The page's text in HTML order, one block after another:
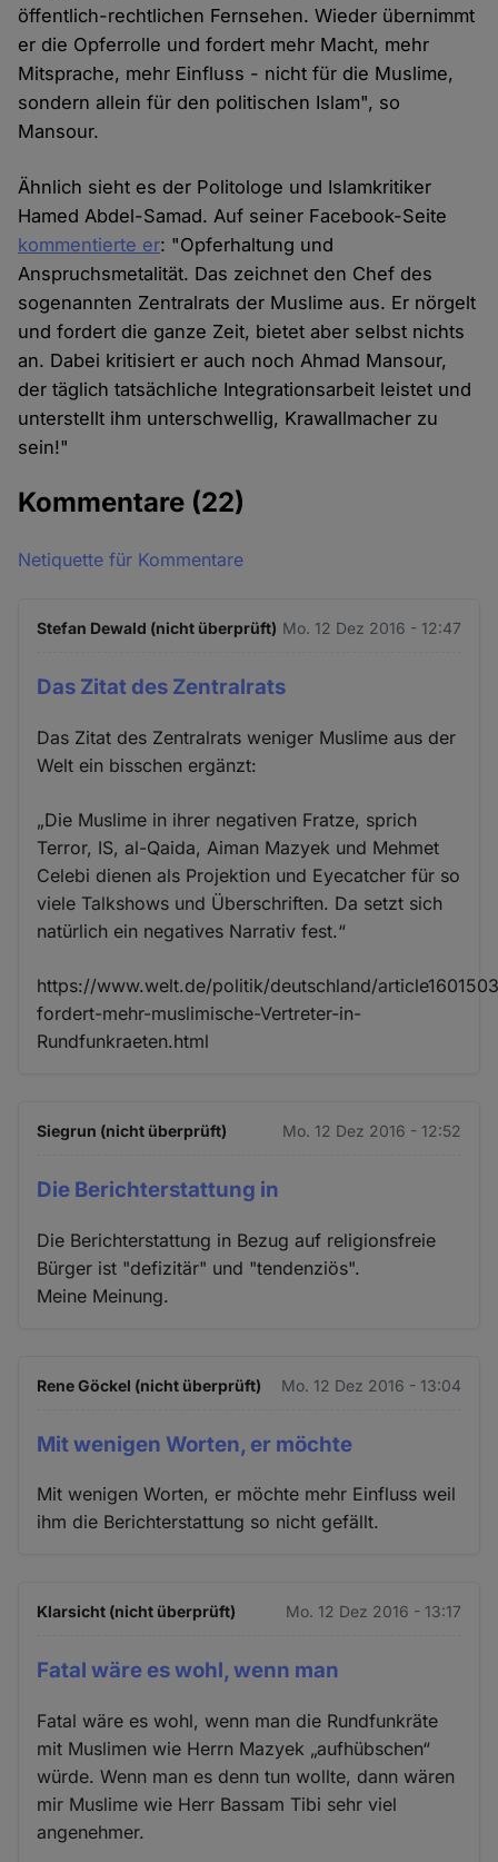
öffentlich-rechtlichen Fernsehen. Wieder übernimmt
er die Opferrolle und fordert mehr Macht, mehr
Mitsprache, mehr Einfluss - nicht für die Muslime,
sondern allein für den politischen Islam", so
Mansour.
Ähnlich sieht es der Politologe und Islamkritiker
Hamed Abdel-Samad. Auf seiner Facebook-Seite
kommentierte er: "Opferhaltung und
Anspruchsmetalität. Das zeichnet den Chef des
sogenannten Zentralrats der Muslime aus. Er nörgelt
und fordert die ganze Zeit, bietet aber selbst nichts
an. Dabei kritisiert er auch noch Ahmad Mansour,
der täglich tatsächliche Integrationsarbeit leistet und
unterstellt ihm unterschwellig, Krawallmacher zu
sein!"
Kommentare (22)
Netiquette für Kommentare
Stefan Dewald (nicht überprüft) Mo. 12 Dez 2016 - 12:47
Das Zitat des Zentralrats
Das Zitat des Zentralrats weniger Muslime aus der
Welt ein bisschen ergänzt:
„Die Muslime in ihrer negativen Fratze, sprich
Terror, IS, al-Qaida, Aiman Mazyek und Mehmet
Celebi dienen als Projektion und Eyecatcher für so
viele Talkshows und Überschriften. Da setzt sich
natürlich ein negatives Narrativ fest.“
https://www.welt.de/politik/deutschland/
fordert-mehr-muslimische-Vertreter-in-
Rundfunkraeten.html
Siegrun (nicht überprüft) Mo. 12 Dez 2016 - 12:52
Die Berichterstattung in
Die Berichterstattung in Bezug auf religionsfreie
Bürger ist "defizitär" und "tendenziös".
Meine Meinung.
Rene Göckel (nicht überprüft) Mo. 12 Dez 2016 - 13:04
Mit wenigen Worten, er möchte
Mit wenigen Worten, er möchte mehr Einfluss weil
ihm die Berichterstattung so nicht gefällt.
Klarsicht (nicht überprüft) Mo. 12 Dez 2016 - 13:17
Fatal wäre es wohl, wenn man
Fatal wäre es wohl, wenn man die Rundfunkräte
mit Muslimen wie Herrn Mazyek „aufhübschen“
würde. Wenn man es denn tun wollte, dann wären
mir Muslime wie Herr Bassam Tibi sehr viel
angenehmer.